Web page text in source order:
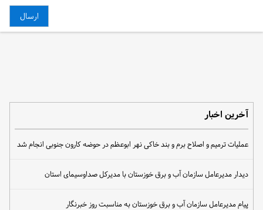
آخرین اخبار
عملیات ترمیم و اصلاح برم و بند خاکی نهر ابوعظم در حوضه کارون جنوبی انجام شد
دیدار مدیرعامل سازمان آب و برق خوزستان با مدیرکل صداوسیمای استان
پیام مدیرعامل سازمان آب و برق خوزستان به مناسبت روز خبرنگار